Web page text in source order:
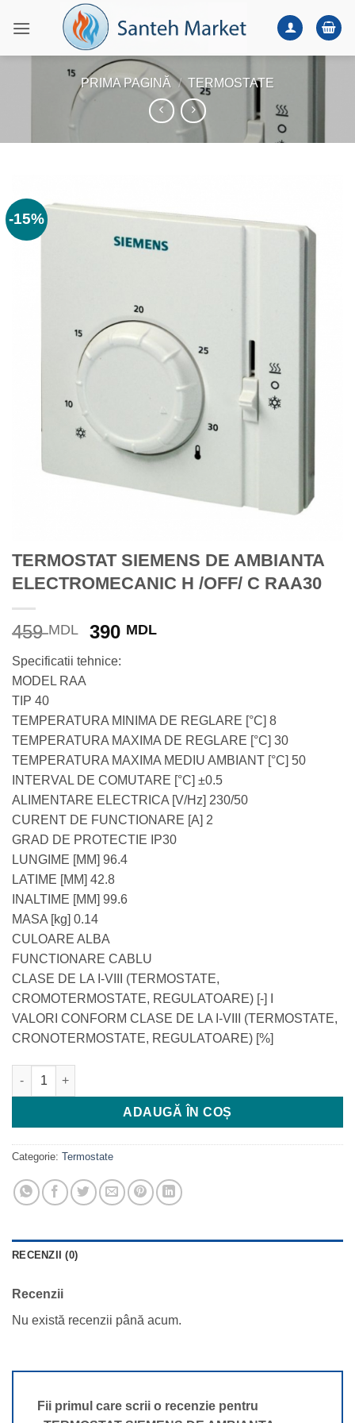
PRIMA PAGINĂ / TERMOSTATE
-15%
TERMOSTAT SIEMENS DE AMBIANTA
ELECTROMECANIC H /OFF/ C RAA30
459MDL
Prețul
a
390 MDLPrețul
Specificatii tehnice:
MODEL RAA
TIP 40
TEMPERATURA MINIMA DE REGLARE [°C] 8
TEMPERATURA MAXIMA DE REGLARE [°C] 30
TEMPERATURA MAXIMA MEDIU AMBIANT [°C] 50
INTERVAL DE COMUTARE [°C] ±0.5
ALIMENTARE ELECTRICA [V/Hz] 230/50
CURENT DE FUNCTIONARE [A] 2
GRAD DE PROTECTIE IP30
LUNGIME [MM] 96.4
LATIME [MM] 42.8
INALTIME [MM] 99.6
MASA [kg] 0.14
CULOARE ALBA
FUNCTIONARE CABLU
CLASE DE LA I-VIII (TERMOSTATE,
CROMOTERMOSTATE, REGULATOARE) [-] I
VALORI CONFORM CLASE DE LA I-VIII (TERMOSTATE,
CRONOTERMOSTATE, REGULATOARE) [%]
Cantitate TERMOSTAT SIEMENS DE AMBIANTA
ADAUGĂ ÎN COȘ
Categorie: Termostate
RECENZII (0)
Recenzii
Nu există recenzii până acum.
Fii primul care scrii o recenzie pentru